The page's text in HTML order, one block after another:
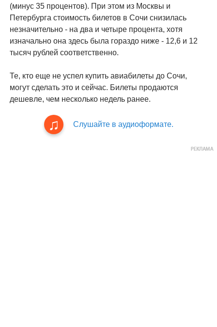
(минус 35 процентов). При этом из Москвы и
Петербурга стоимость билетов в Сочи снизилась
незначительно - на два и четыре процента, хотя
изначально она здесь была гораздо ниже - 12,6 и 12
тысяч рублей соответственно.
Те, кто еще не успел купить авиабилеты до Сочи,
могут сделать это и сейчас. Билеты продаются
дешевле, чем несколько недель ранее.
Слушайте в аудиоформате.